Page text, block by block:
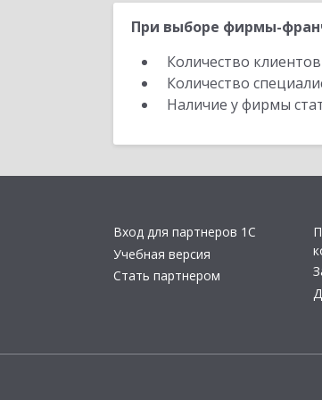
При выборе фирмы-
Количество
Количество
Наличие у фирмы
Вход для партнеров 1С
Учебная версия
Стать партнером